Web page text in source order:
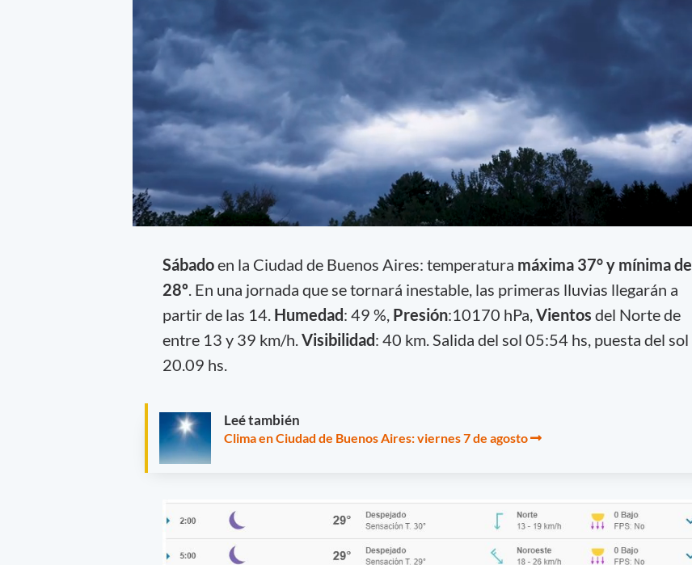
Sábadoen la Ciudad de Buenos Aires: temperatura máxima 37° y mínima de
28º. En una jornada que se tornará inestable, las primeras lluvias llegarán a
partir de las 14. Humedad: 49 %, Presión:10170 hPa, Vientos del Norte de
entre 13 y 39 km/h. Visibilidad: 40 km. Salida del sol 05:54 hs, puesta del sol
20.09 hs.
Leé también
Clima en Ciudad de Buenos Aires: viernes 7 de agosto